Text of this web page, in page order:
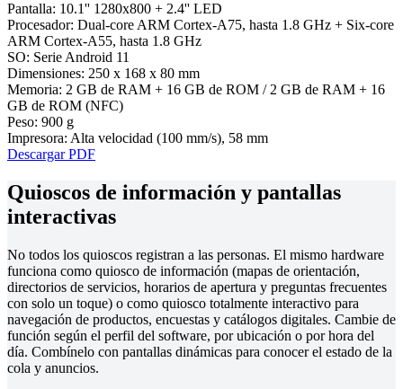
Pantalla: 10.1'' 1280x800 + 2.4'' LED
Procesador: Dual-core ARM Cortex-A75, hasta 1.8 GHz + Six-core
ARM Cortex-A55, hasta 1.8 GHz
SO: Serie Android 11
Dimensiones: 250 x 168 x 80 mm
Memoria: 2 GB de RAM + 16 GB de ROM / 2 GB de RAM + 16
GB de ROM (NFC)
Peso: 900 g
Impresora: Alta velocidad (100 mm/s), 58 mm
Descargar PDF
Quioscos de información y pantallas
interactivas
No todos los quioscos registran a las personas. El mismo hardware
funciona como quiosco de información (mapas de orientación,
directorios de servicios, horarios de apertura y preguntas frecuentes
con solo un toque) o como quiosco totalmente interactivo para
navegación de productos, encuestas y catálogos digitales. Cambie de
función según el perfil del software, por ubicación o por hora del
día. Combínelo con pantallas dinámicas para conocer el estado de la
cola y anuncios.